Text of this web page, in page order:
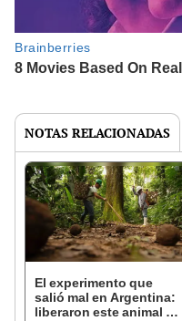
NOTAS RELACIONADAS
El experimento que
salió mal en Argentina:
liberaron este animal y